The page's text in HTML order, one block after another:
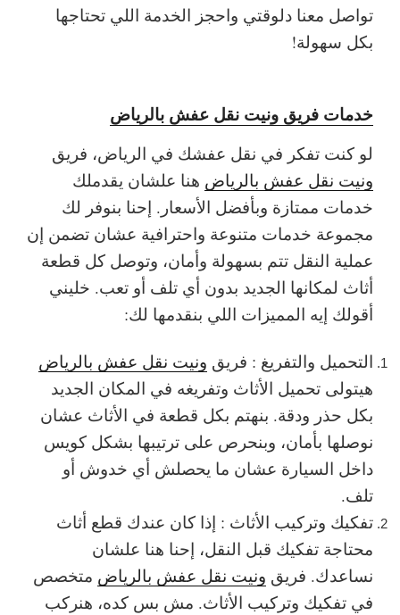
تواصل معنا دلوقتي واحجز الخدمة اللي تحتاجها
بكل سهولة!
خدمات فريق ونيت نقل عفش بالرياض
لو كنت تفكر في نقل عفشك في الرياض، فريق
ونيت نقل عفش بالرياض هنا علشان يقدملك
خدمات ممتازة وبأفضل الأسعار. إحنا بنوفر لك
مجموعة خدمات متنوعة واحترافية عشان تضمن إن
عملية النقل تتم بسهولة وأمان، وتوصل كل قطعة
أثاث لمكانها الجديد بدون أي تلف أو تعب. خليني
أقولك إيه المميزات اللي بنقدمها لك:
التحميل والتفريغ : فريق ونيت نقل عفش بالرياض
هيتولى تحميل الأثاث وتفريغه في المكان الجديد
بكل حذر ودقة. بنهتم بكل قطعة في الأثاث عشان
نوصلها بأمان، وبنحرص على ترتيبها بشكل كويس
داخل السيارة عشان ما يحصلش أي خدوش أو
تلف.
تفكيك وتركيب الأثاث : إذا كان عندك قطع أثاث
محتاجة تفكيك قبل النقل، إحنا هنا علشان
نساعدك. فريق ونيت نقل عفش بالرياض متخصص
في تفكيك وتركيب الأثاث. مش بس كده، هنركب